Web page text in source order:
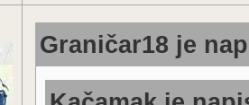
Graničar18 je